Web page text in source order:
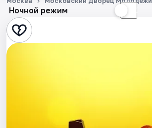
Театр
Стендап
Ночной режим ☾